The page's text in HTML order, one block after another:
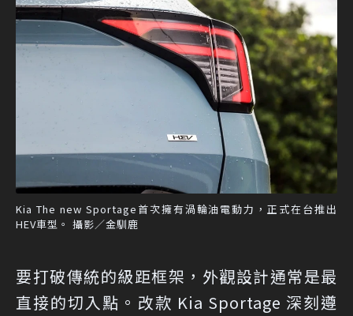
Kia The new Sportage首次擁有渦輪油電動力，正式在台推出
HEV車型。 攝影／金馴鹿
要打破傳統的級距框架，外觀設計通常是最
直接的切入點。改款 Kia Sportage 深刻遵